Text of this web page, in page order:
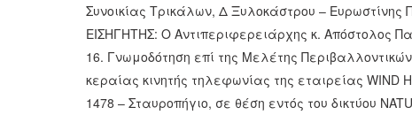
Συνοικίας Τρικάλων, Δ Ξυλοκάστρου – Ευρωστίνης
ΕΙΣΗΓΗΤΗΣ: Ο Αντιπεριφερειάρχης κ. Απόστολος
16. Γνωμοδότηση επί της Μελέτης
κεραίας κινητής τηλεφωνίας της εταιρείας
1478 – Σταυροπήγιο, σε θέση εντός του δικτύου